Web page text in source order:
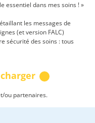
essentiel dans mes soins ! »
les messages de
(et version FALC)
sécurité des soins : tous
ou partenaires.